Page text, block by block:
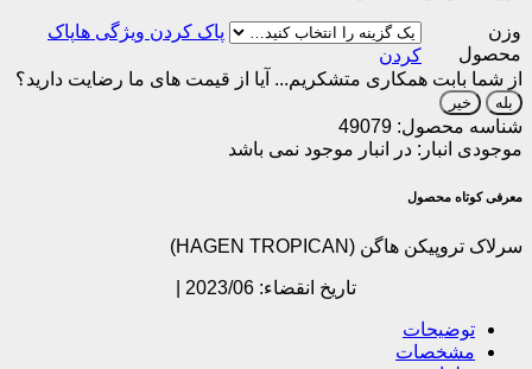
وزن
محصول
پاک
کردن
از شما بابت همکاری متشکریم... آیا از قیمت های ما رضایت دارید؟
بله خیر
شناسه محصول: 49079
موجودی انبار: در انبار موجود نمی باشد
معرفی کوتاه محصول
سرلاک تروپیکن هاگن (HAGEN TROPICAN)
تاریخ انقضاء: 2023/06 |
توضیحات
مشخصات